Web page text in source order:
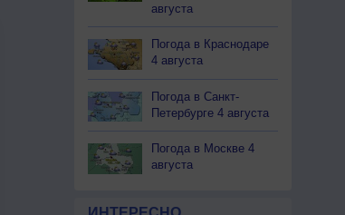
августа
Погода в Краснодаре
4 августа
Погода в Санкт-
Петербурге 4 августа
Погода в Москве 4
августа